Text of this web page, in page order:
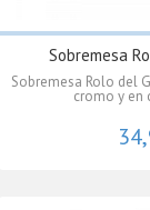
Sobremesa
Sobremesa Rolo del
cromo y en